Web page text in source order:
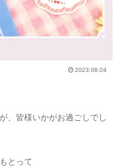
2023.08.04
、皆様いかがお過ごしでし
とって